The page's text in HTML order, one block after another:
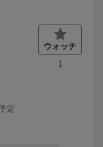
1
定